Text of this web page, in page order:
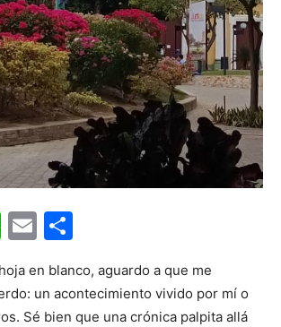
WhatsApp
Email
en blanco, aguardo a que me
un acontecimiento vivido por mí o
Sé bien que una crónica palpita allá